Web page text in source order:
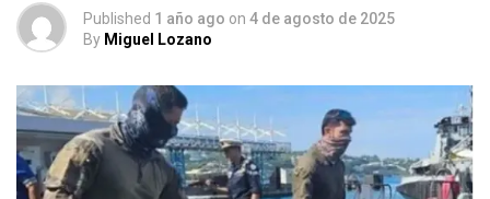
Published 1 año ago on 4 de agosto de 2025
By Miguel Lozano